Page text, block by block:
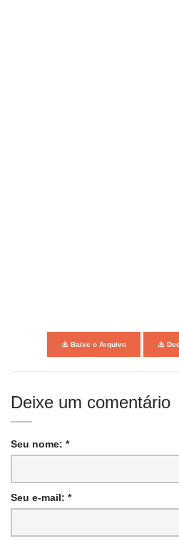
Baixe o Arquivo
Deixe um comentário
Seu nome: *
Seu e-mail: *